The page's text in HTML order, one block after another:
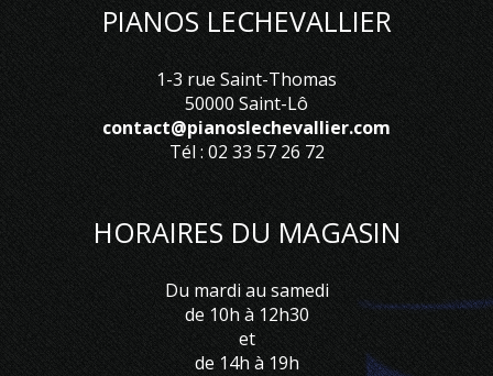
PIANOS LECHEVALLIER
1-3 rue Saint-Thomas
50000 Saint-Lô
contact@pianoslechevallier.com
Tél : 02 33 57 26 72
HORAIRES DU MAGASIN
Du mardi au samedi
de 10h à 12h30
et
de 14h à 19h